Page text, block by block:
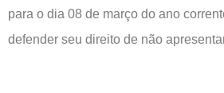
para o dia 08 de março do ano
defender seu direito de não